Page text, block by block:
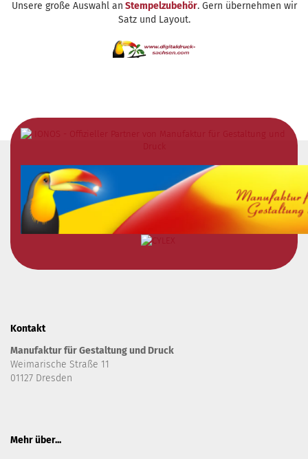
Unsere große Auswahl an Stempelzubehör. Gern übernehmen wir
Satz und Layout.
Kontakt
Manufaktur für Gestaltung und Druck
Weimarische Straße 11
01127 Dresden
Mehr über...